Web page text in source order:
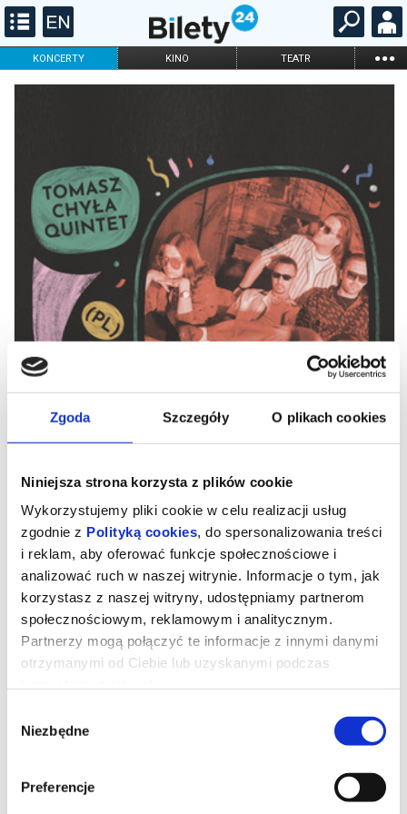
Zgoda Szczegóły O plikach cookies
Niniejsza strona korzysta z plików cookie
Wykorzystujemy pliki cookie w celu realizacji usług
zgodnie z Polityką cookies, do spersonalizowania treści
i reklam, aby oferować funkcje społecznościowe i
analizować ruch w naszej witrynie. Informacje o tym, jak
korzystasz z naszej witryny, udostępniamy partnerom
społecznościowym, reklamowym i analitycznym.
Partnerzy mogą połączyć te informacje z innymi danymi
otrzymanymi od Ciebie lub uzyskanymi podczas
zgody
Niezbędne
Preferencje
KONCERTY KINO TEATR ...
FILHARMONIA OPERA I BALET
16. Lublin Jazz Festiwal: Forever
Ahead: TOMASZ CHYŁA QUINTET
(PL)
Tomasz Chyła Quintet to gdański zespół jazzowy kierowany
przez skrzypka Tomasza Chyłę, znany z energetycznego,
improwizowaną. Grupa od lat rozwija własny, rozpoznawalny
język oparty na riffie, mocnej rytmice i kolektywnej improwizacji,
odchodząc od klasycznych form jazzowych na rzecz bardziej